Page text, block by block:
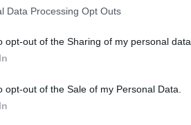
Data Processing Opt Outs
opt-out of the Sharing of my personal data.
opt-out of the Sale of my Personal Data.